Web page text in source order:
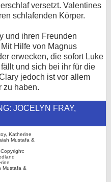
versetzt. Valentines
schlafenden Körper.
und ihren Freunden
Hilfe von Magnus
erwecken, die sofort Luke
und sich bei ihr für die
jedoch ist vor allem
zu haben.
JOCELYN FRAY,
Mustafa &